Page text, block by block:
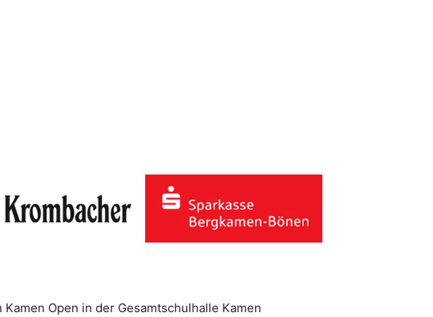
Open in der Gesamtschulhalle Kamen